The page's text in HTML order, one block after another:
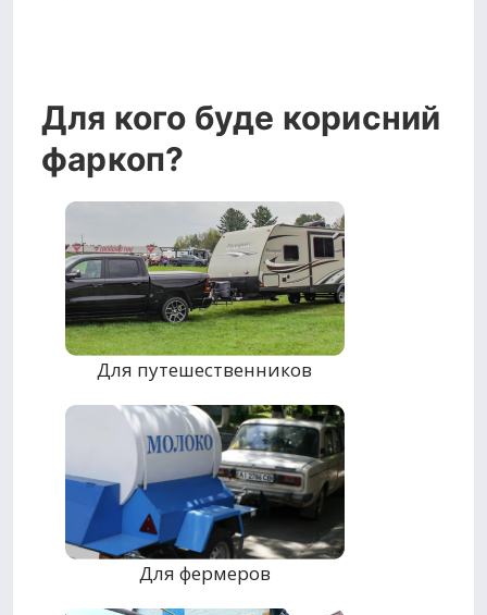
Для кого буде корисний
фаркоп?
Для путешественников
Для фермеров